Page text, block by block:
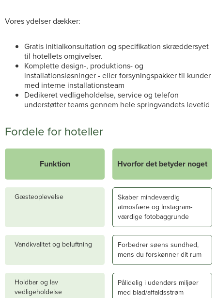
Vores ydelser dækker:
Gratis initialkonsultation og specifikation skræddersyet
til hotellets omgivelser.
Komplette design-, produktions- og
installationsløsninger - eller forsyningspakker til kunder
med interne installationsteam
Dedikeret vedligeholdelse, service og telefon
understøtter teams gennem hele springvandets levetid
Fordele for hoteller
Funktion Hvorfor det betyder noget
Gæsteoplevelse
Skaber mindeværdig
atmosfære og Instagram-
værdige fotobaggrunde
Vandkvalitet og beluftning
Forbedrer søens sundhed,
mens du forskønner dit rum
Holdbar og lav
vedligeholdelse
Pålidelig i udendørs miljøer
med blad/affaldsstrøm